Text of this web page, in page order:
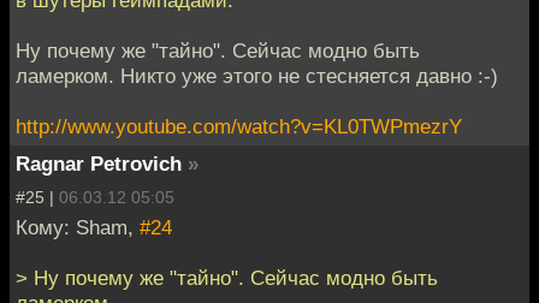
Ну почему же "тайно". Сейчас модно быть
ламерком. Никто уже этого не стесняется давно :-)
http://www.youtube.com/watch?v=KL0TWPmezrY
Ragnar Petrovich »
#25 | 06.03.12 05:05
Кому: Sham, #24
> Ну почему же "тайно". Сейчас модно быть